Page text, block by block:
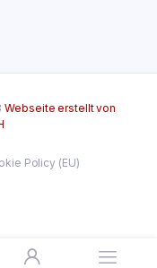
Webseite erstellt von
Policy (EU)